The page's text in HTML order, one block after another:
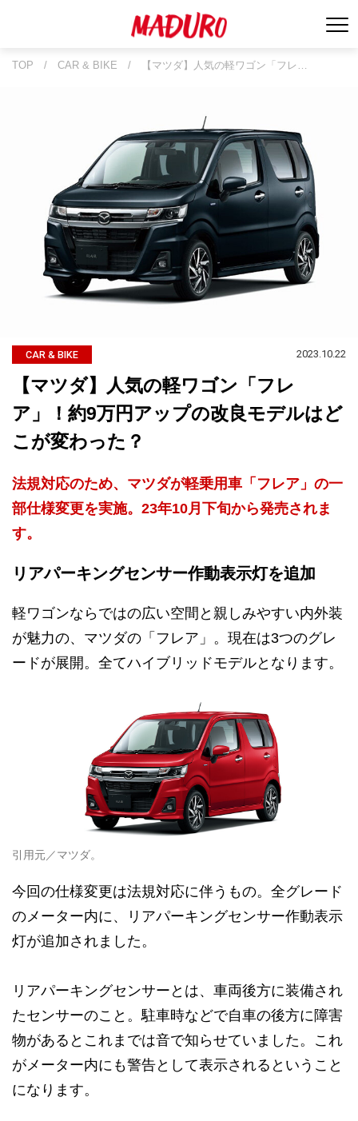
TOP / CAR & BIKE / 【マツダ】人気の軽ワゴン「フレ…
CAR & BIKE 2023.10.22
【マツダ】人気の軽ワゴン「フレ
ア」！約9万円アップの改良モデルはど
こが変わった？
法規対応のため、マツダが軽乗用車「フレア」の一
部仕様変更を実施。23年10月下旬から発売されま
す。
リアパーキングセンサー作動表示灯を追加
軽ワゴンならではの広い空間と親しみやすい内外装
が魅力の、マツダの「フレア」。現在は3つのグレ
ードが展開。全てハイブリッドモデルとなります。
引用元／マツダ。
今回の仕様変更は法規対応に伴うもの。全グレード
のメーター内に、リアパーキングセンサー作動表示
灯が追加されました。
リアパーキングセンサーとは、車両後方に装備され
たセンサーのこと。駐車時などで自車の後方に障害
物があるとこれまでは音で知らせていました。これ
がメーター内にも警告として表示されるということ
になります。